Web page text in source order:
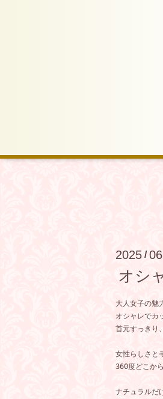
2025 /06
オシ
大人女子の魅
オシャレでカ
首元すっきり
女性らしさと
360度どこか
ナチュラルだ